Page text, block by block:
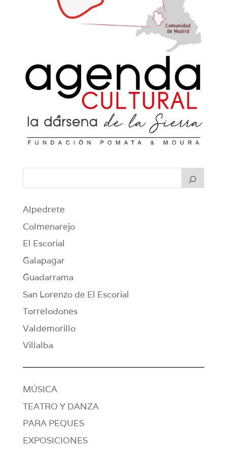
Alpedrete
Colmenarejo
El Escorial
Galapagar
Guadarrama
San Lorenzo de El Escorial
Torrelodones
Valdemorillo
Villalba
MÚSICA
TEATRO Y DANZA
PARA PEQUES
EXPOSICIONES